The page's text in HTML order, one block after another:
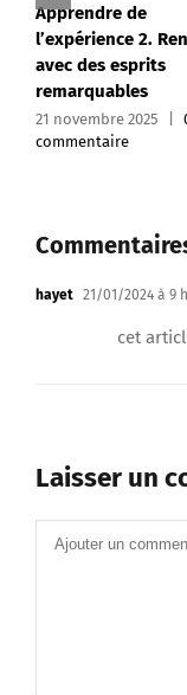
Apprendre par
l’expérience 3.
d’action et de
21 novembre 2025
commentaire